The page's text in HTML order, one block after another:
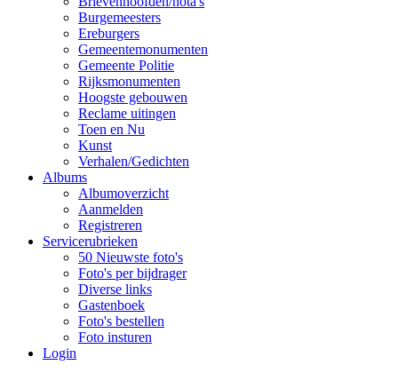
Burgemeesters
Ereburgers
Gemeentemonumenten
Gemeente Politie
Rijksmonumenten
Hoogste gebouwen
Reclame uitingen
Toen en Nu
Kunst
Verhalen/Gedichten
Albums
Albumoverzicht
Aanmelden
Registreren
Servicerubrieken
50 Nieuwste foto's
Foto's per bijdrager
Diverse links
Gastenboek
Foto's bestellen
Foto insturen
Login